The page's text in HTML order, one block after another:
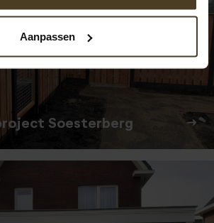
Aanpassen
Soesterberg